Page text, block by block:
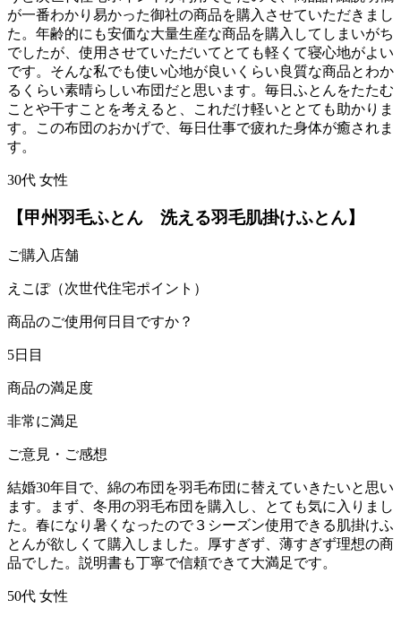
が一番わかり易かった御社の商品を購入させていただきまし
た。年齢的にも安価な大量生産な商品を購入してしまいがち
でしたが、使用させていただいてとても軽くて寝心地がよい
です。そんな私でも使い心地が良いくらい良質な商品とわか
るくらい素晴らしい布団だと思います。毎日ふとんをたたむ
ことや干すことを考えると、これだけ軽いととても助かりま
す。この布団のおかげで、毎日仕事で疲れた身体が癒されま
す。
30代 女性
【甲州羽毛ふとん 洗える羽毛肌掛けふとん】
ご購入店舗
えこぽ（次世代住宅ポイント）
商品のご使用何日目ですか？
5日目
商品の満足度
非常に満足
ご意見・ご感想
結婚30年目で、綿の布団を羽毛布団に替えていきたいと思い
ます。まず、冬用の羽毛布団を購入し、とても気に入りまし
た。春になり暑くなったので３シーズン使用できる肌掛けふ
とんが欲しくて購入しました。厚すぎず、薄すぎず理想の商
品でした。説明書も丁寧で信頼できて大満足です。
50代 女性